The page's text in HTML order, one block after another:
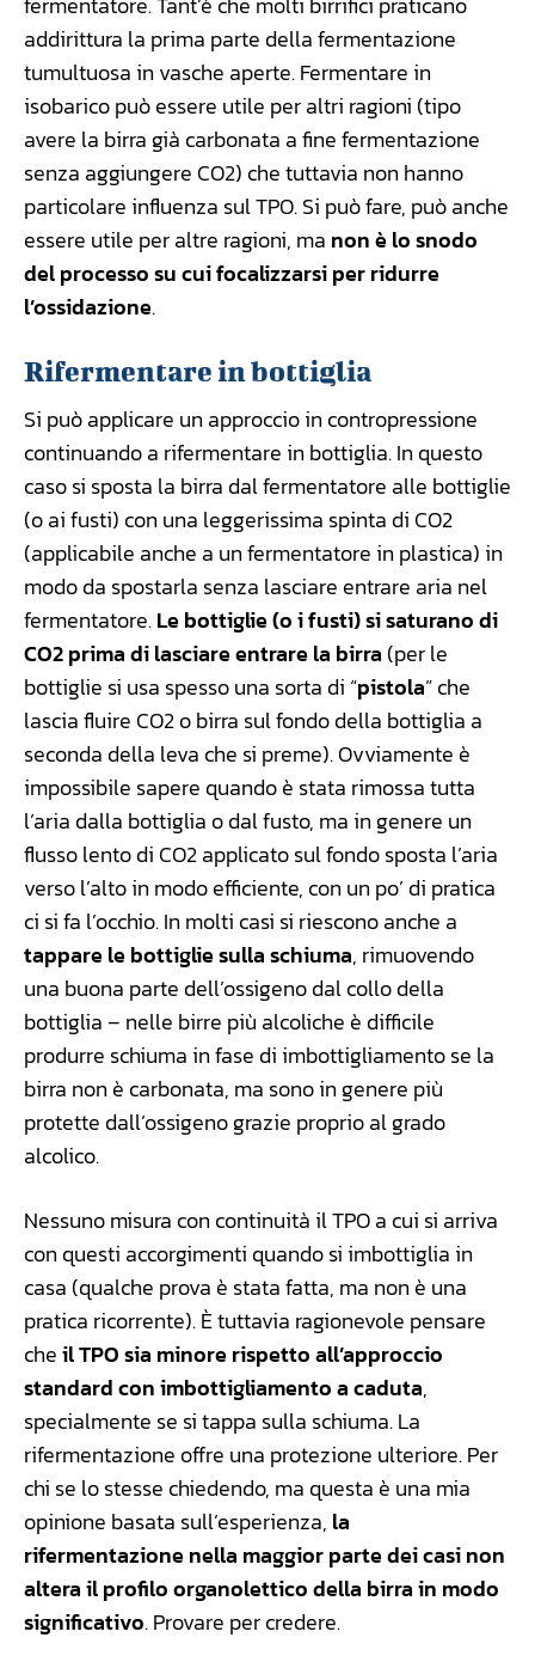
addirittura la prima parte della fermentazione
tumultuosa in vasche aperte. Fermentare in
isobarico può essere utile per altri ragioni (tipo
avere la birra già carbonata a fine fermentazione
senza aggiungere CO2) che tuttavia non hanno
particolare influenza sul TPO. Si può fare, può anche
essere utile per altre ragioni, ma non è lo snodo
del processo su cui focalizzarsi per ridurre
l’ossidazione.
Rifermentare in bottiglia
Si può applicare un approccio in contropressione
continuando a rifermentare in bottiglia. In questo
caso si sposta la birra dal fermentatore alle bottiglie
(o ai fusti) con una leggerissima spinta di CO2
(applicabile anche a un fermentatore in plastica) in
modo da spostarla senza lasciare entrare aria nel
fermentatore.Le bottiglie (o i fusti) si saturano di
CO2 prima di lasciare entrare la birra (per le
bottiglie si usa spesso una sorta di “pistola” che
lascia fluire CO2 o birra sul fondo della bottiglia a
seconda della leva che si preme). Ovviamente è
impossibile sapere quando è stata rimossa tutta
l’aria dalla bottiglia o dal fusto, ma in genere un
flusso lento di CO2 applicato sul fondo sposta l’aria
verso l’alto in modo efficiente, con un po’ di pratica
ci si fa l’occhio. In molti casi si riescono anche a
tappare le bottiglie sulla schiuma, rimuovendo
una buona parte dell’ossigeno dal collo della
bottiglia – nelle birre più alcoliche è difficile
produrre schiuma in fase di imbottigliamento se la
birra non è carbonata, ma sono in genere più
protette dall’ossigeno grazie proprio al grado
alcolico.
Nessuno misura con continuità il TPO a cui si arriva
con questi accorgimenti quando si imbottiglia in
casa (qualche prova è stata fatta, ma non è una
pratica ricorrente). È tuttavia ragionevole pensare
cheil TPO sia minore rispetto all’approccio
standard con imbottigliamento a caduta,
specialmente se si tappa sulla schiuma. La
rifermentazione offre una protezione ulteriore. Per
chi se lo stesse chiedendo, ma questa è una mia
opinione basata sull’esperienza, la
rifermentazione nella maggior parte dei casi non
altera il profilo organolettico della birra in modo
significativo. Provare per credere.